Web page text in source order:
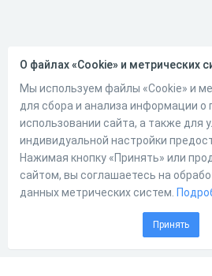
О файлах «Cookie» и метрических
Мы используем файлы «Cookie» и
для сбора и анализа информации о
использовании сайта, а также для
индивидуальной настройки
Нажимая кнопку «Принять» или
сайтом, вы соглашаетесь на
данных метрических систем.
Принять